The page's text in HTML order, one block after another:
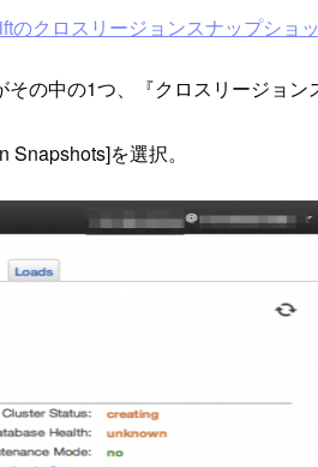
クロスリージョンスナップショ
の中の1つ、『クロスリージョン
を選択。